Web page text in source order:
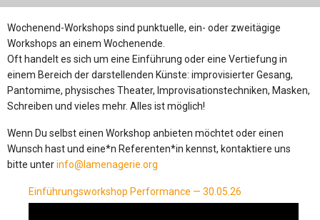
Wochenend-Workshops sind punktuelle, ein- oder zweitägige
Workshops an einem Wochenende.
Oft handelt es sich um eine Einführung oder eine Vertiefung in
einem Bereich der darstellenden Künste: improvisierter Gesang,
Pantomime, physisches Theater, Improvisationstechniken, Masken,
Schreiben und vieles mehr. Alles ist möglich!
Wenn Du selbst einen Workshop anbieten möchtet oder einen
Wunsch hast und eine*n Referenten*in kennst, kontaktiere uns
bitte unterinfo@lamenagerie.org
Einführungsworkshop Performance — 30.05.26